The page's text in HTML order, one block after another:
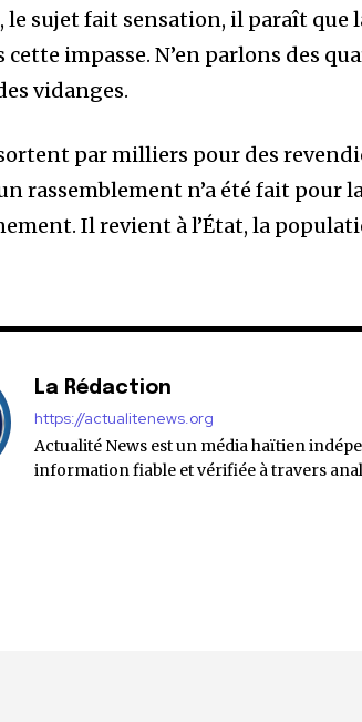
le sujet fait sensation, il paraît
impasse. N’en parlons des
vidanges.
par milliers pour des
rassemblement n’a été fait pour
Il revient à l’État, la
La Rédaction
https://actualitenews.org
Actualité News est un média haïtien
information fiable et vérifiée à travers